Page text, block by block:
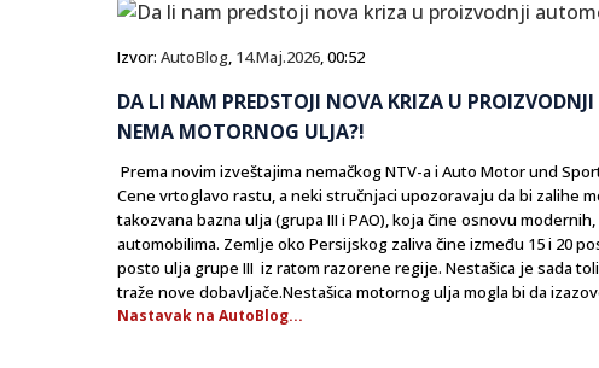
Izvor: AutoBlog, 14.Maj.2026, 00:52
DA LI NAM PREDSTOJI NOVA KRIZA U
NEMA MOTORNOG ULJA?!
Prema novim izveštajima nemačkog NTV-a i Auto Motor und
Cene vrtoglavo rastu, a neki stručnjaci upozoravaju da bi zalihe
takozvana bazna ulja (grupa III i PAO), koja čine osnovu
automobilima. Zemlje oko Persijskog zaliva čine između 15 i 20
posto ulja grupe III iz ratom razorene regije. Nestašica je sada
traže nove dobavljače.Nestašica motornog ulja mogla bi da
Nastavak na AutoBlog...